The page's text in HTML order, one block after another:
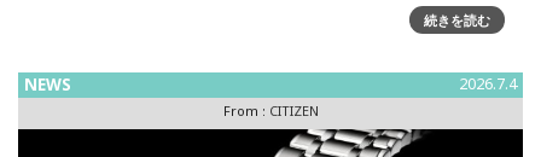
『美女と野獣』『モアナと伝説の海』それぞれをテーマにし
た限定モデルが登場～2026年8月6日発売シチズン時計株式会
社は、「 CITIZEN Disney Collection（シチ
続きを読む
NEWS 2026.7.4
From : CITIZEN